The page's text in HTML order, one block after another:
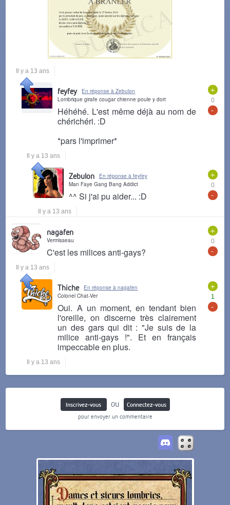
Il y a 13 ans
+
0
-
feyfey
En réponse à Zebulon
Lombrique girafe cougar chienne poule y dort
Héhéhé. L'est même déjà au nom de
chérichéri. :D
*pars l'imprimer*
Il y a 13 ans
+
0
-
Zebulon
En réponse à feyfey
Man Faye Gang Bang Addict
^^ Si j'ai pu aider... :D
Il y a 13 ans
+
0
-
nagafen
Vermisseau
C'est les milices anti-gays?
Il y a 13 ans
+
1
-
Thiche
En réponse à nagafen
Colonel Chat-Ver
Oui. A un moment, en tendant bien
l'oreille, on discerne très clairement
un des gars qui dit : "Je suis de la
milice anti-gays !". Et en français
impeccable en plus.
Il y a 13 ans
Inscrivez-vous ou
Connectez-vous
pour envoyer un commentaire